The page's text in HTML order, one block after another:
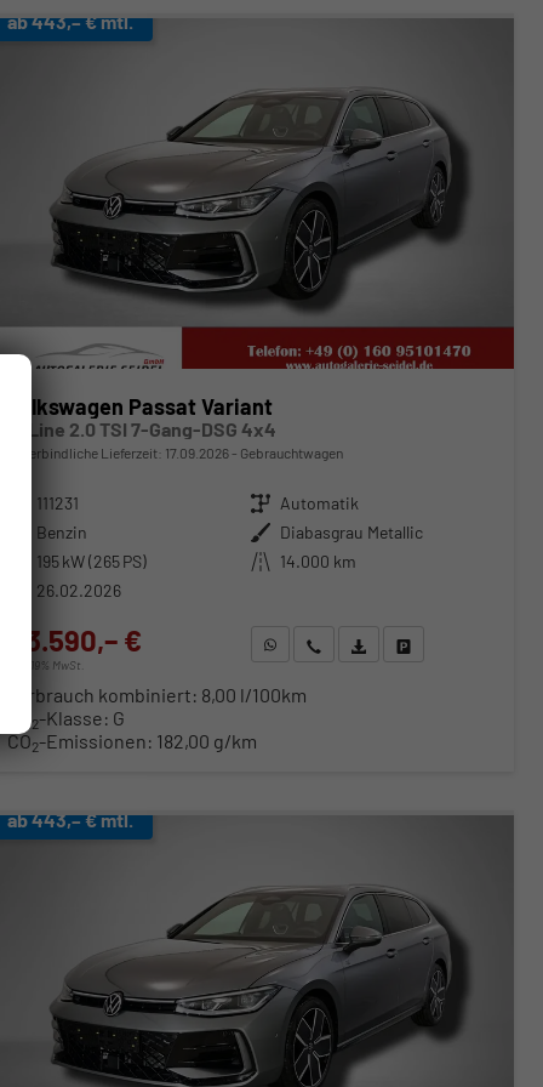
ab 443,– € mtl.
Volkswagen Passat Variant
R-Line 2.0 TSI 7-Gang-DSG 4x4
unverbindliche Lieferzeit: 17.09.2026 Gebrauchtwagen
111231 Getriebe Automatik
Benzin Außenfarbe Diabasgrau Metallic
195 kW (265 PS) Kilometerstand 14.000 km
26.02.2026
43.590,– €
incl. 19% MwSt.
WhatsApp anfragen
Wir rufen Sie anFahrzeugexposé (PDF)
Fahrzeug parken
Verbrauch kombiniert: 8,00 l/100km
CO2-Klasse: G
CO2-Emissionen: 182,00 g/km
ab 443,– € mtl.